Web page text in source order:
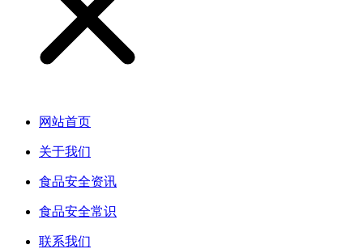
网站首页
关于我们
食品安全资讯
食品安全常识
联系我们